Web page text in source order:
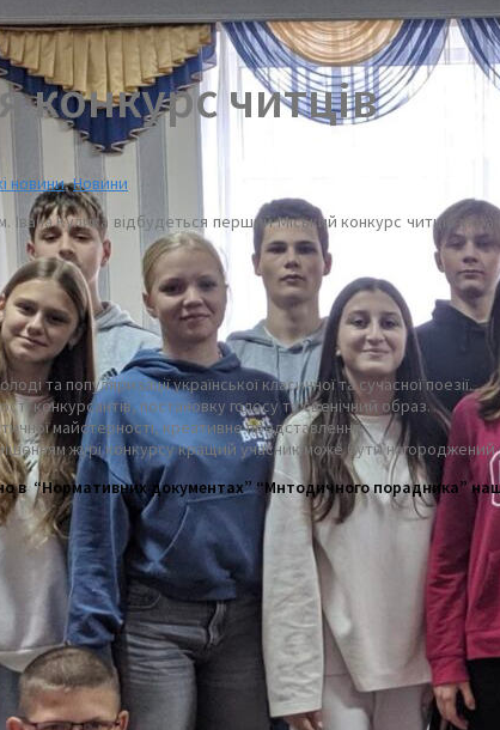
конкурс читців
новини,Новини
Кулика відбудеться перший Міський конкурс читців
та популяризації української класичної та сучасної поезії.
конкурсантів, постановку голосу та сценічний образ.
майстерності, креативне представлення.
рішенням журі конкурсу кращий учасник може бути
в “Нормативних документах” “Мнтодичного порадника”